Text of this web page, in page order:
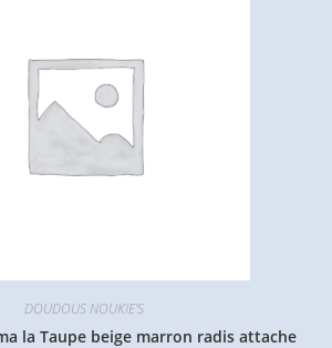
DOUDOUS NOUKIE'S
la Taupe beige marron radis attache